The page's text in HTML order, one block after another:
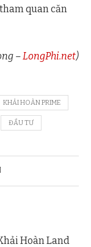
quan căn
–LongPhi.net)
KHẢI HOÀN PRIME
ĐẦU TƯ
Hoàn Land